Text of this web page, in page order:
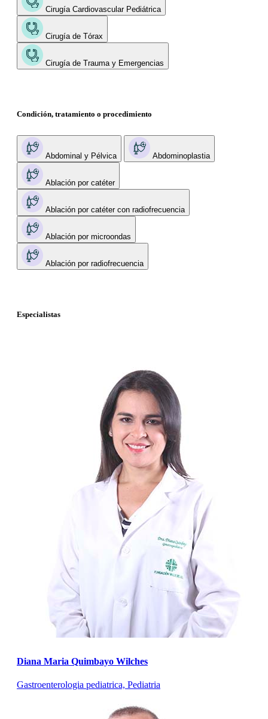
Cirugía Cardiovascular Pediátrica
Cirugía de Tórax
Cirugía de Trauma y Emergencias
Condición, tratamiento o procedimiento
Abdominal y Pélvica Abdominoplastia
Ablación por catéter
Ablación por catéter con radiofrecuencia
Ablación por microondas
Ablación por radiofrecuencia
Especialistas
Diana Maria Quimbayo Wilches
Gastroenterologia pediatrica, Pediatria